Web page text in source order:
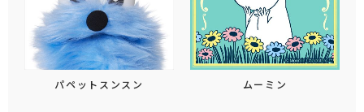
パペットスンスン ムーミン